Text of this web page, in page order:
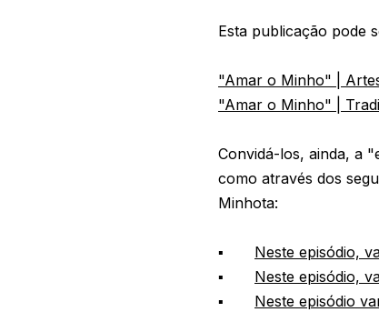
Esta publicação pode
"Amar o Minho" |
"Amar o Minho" |
Convidá-los, ainda, a
como através dos
Minhota:
▪
Neste episódio,
▪
Neste episódio,
▪
Neste episódio